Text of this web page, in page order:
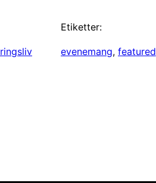
Etiketter:
evenemang, featured